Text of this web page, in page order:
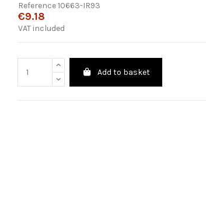
Reference 10663-IR93
€9.18
VAT included
Add to basket